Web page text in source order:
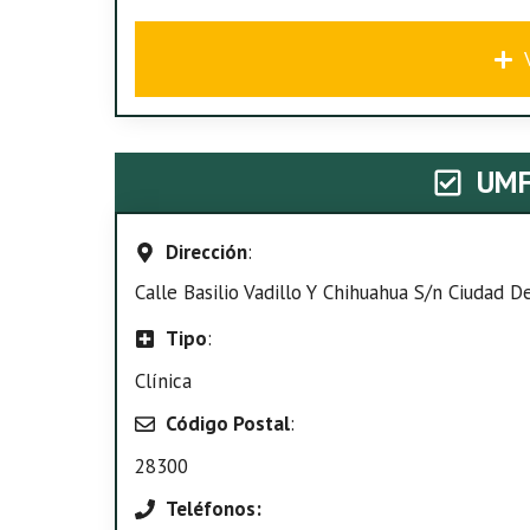
Dirección:
Calle Basilio Vadillo Y Chihuahua S/n Ciudad
Tipo:
Clínica
Código Postal:
28300
Teléfonos: